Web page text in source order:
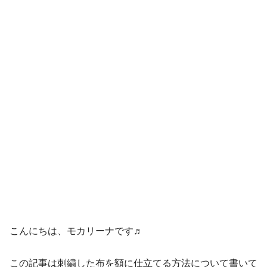
こんにちは、モカリーナです♬
この記事は刺繍した布を額に仕立てる方法について書いて